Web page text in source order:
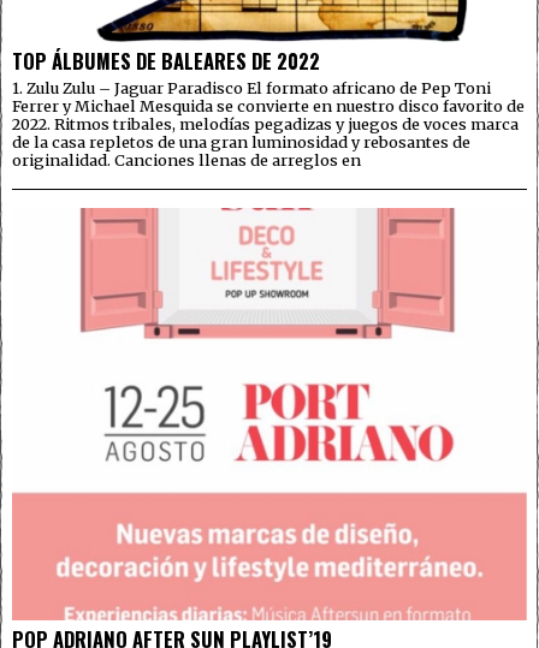
TOP ÁLBUMES DE BALEARES DE 2022
1. Zulu Zulu – Jaguar Paradisco El formato africano de Pep Toni
Ferrer y Michael Mesquida se convierte en nuestro disco favorito de
2022. Ritmos tribales, melodías pegadizas y juegos de voces marca
de la casa repletos de una gran luminosidad y rebosantes de
originalidad. Canciones llenas de arreglos en
POP ADRIANO AFTER SUN PLAYLIST’19